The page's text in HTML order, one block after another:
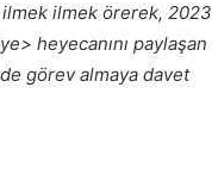
ilmek örerek, 2023
heyecanını paylaşan
görev almaya davet